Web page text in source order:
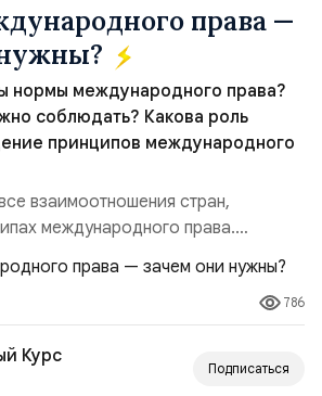
права —
нормы международного права?
соблюдать? Какова роль
принципов международного
взаимоотношения стран,
международного права.
межгосударственных
— обеспечение и
принципов международного права.
продвигается мнение, что
права в настоящее время
проводя агрессив...
786
Курс
Подписаться